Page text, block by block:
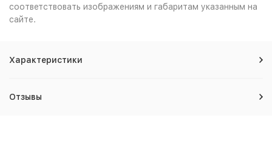
соответствовать изображениям и габаритам указанным на
сайте.
Характеристики
Отзывы